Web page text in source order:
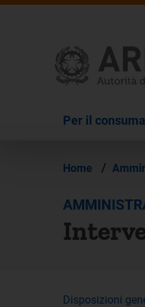
Per il
Home /
Disposizioni